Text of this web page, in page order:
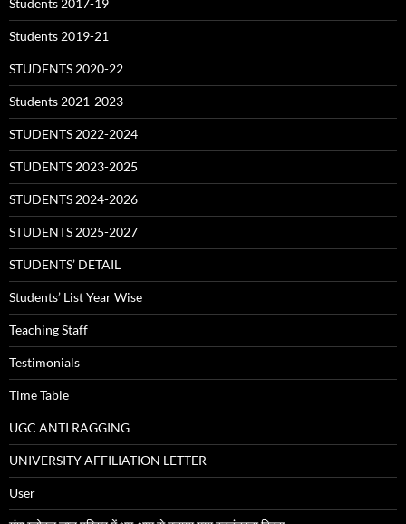
Students 2019-21
STUDENTS 2020-22
Students 2021-2023
STUDENTS 2022-2024
STUDENTS 2023-2025
STUDENTS 2024-2026
STUDENTS 2025-2027
STUDENTS’ DETAIL
Students’ List Year Wise
Teaching Staff
Testimonials
Time Table
UGC ANTI RAGGING
UNIVERSITY AFFILIATION LETTER
User